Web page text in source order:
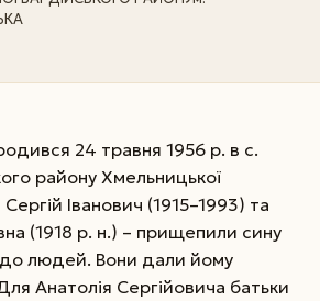
24 травня 1956 р. в с.
району Хмельницької
Іванович (1915–1993) та
(1918 р. н.) – прищепили сину
людей. Вони дали йому
Анатолія Сергійовича батьки